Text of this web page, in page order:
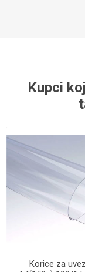
Kupci
Korice za